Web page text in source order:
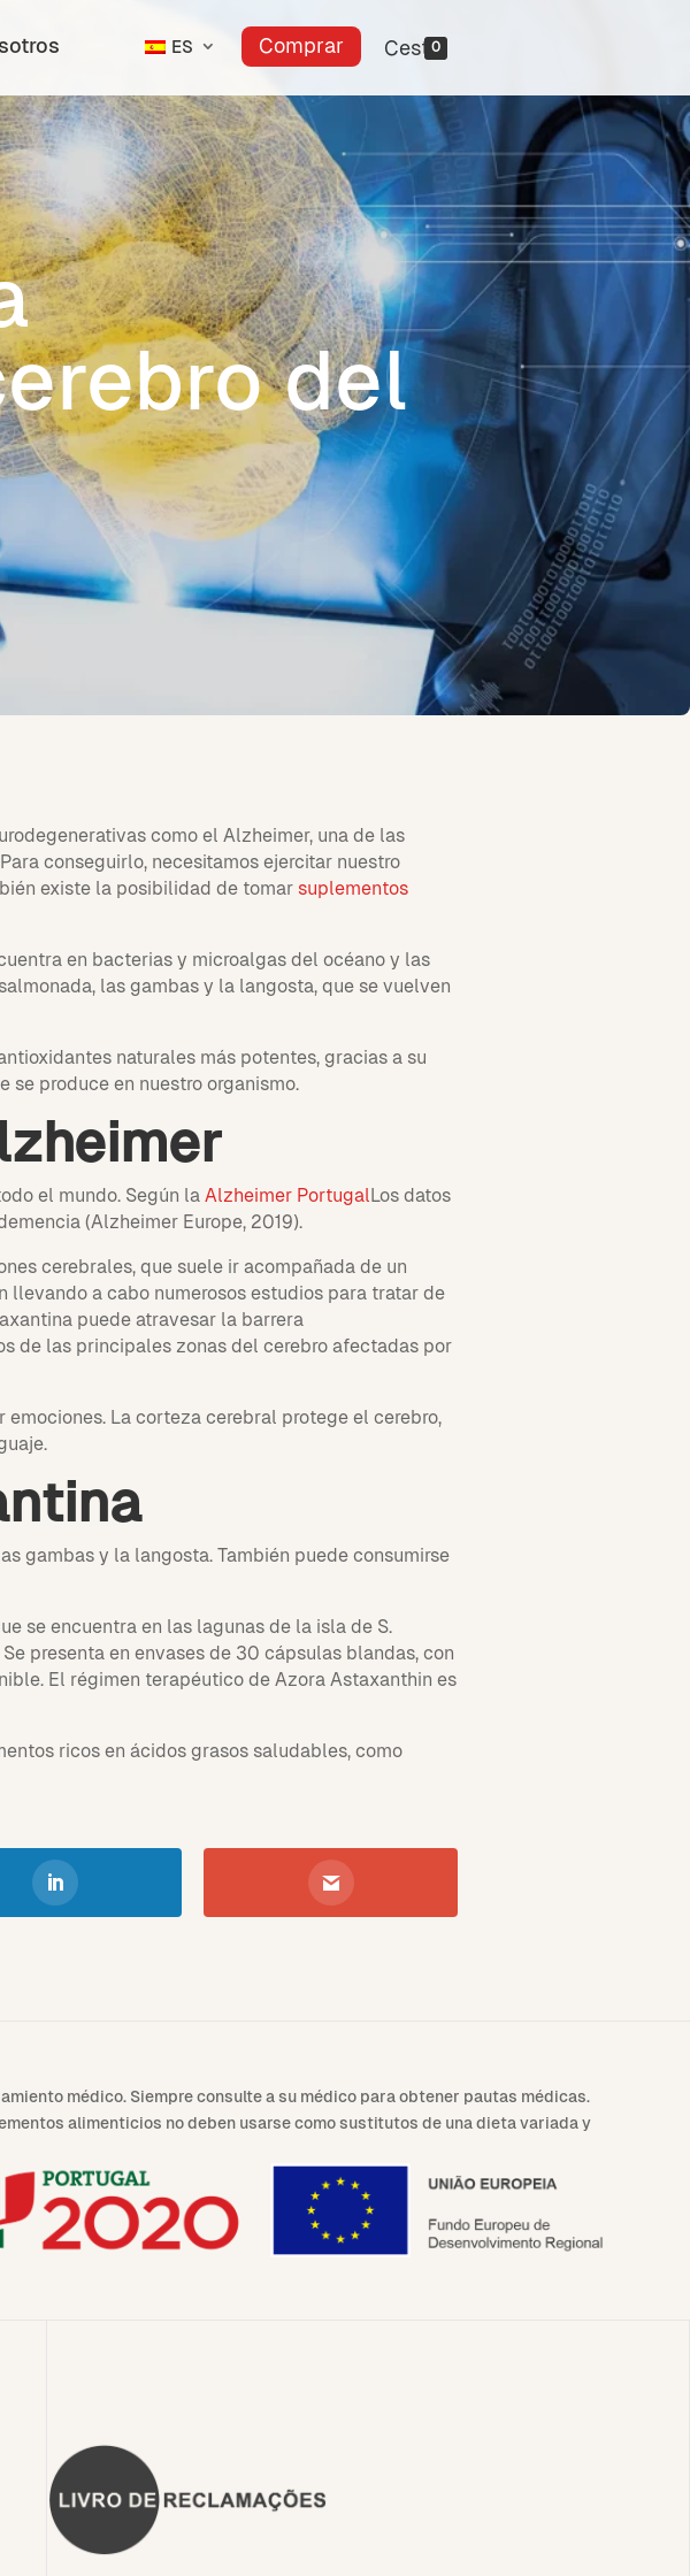
ES Comprar 0
del
como el Alzheimer, una de las
conseguirlo, necesitamos ejercitar nuestro
existe la posibilidad de tomar suplementos
en bacterias y microalgas del océano y las
las gambas y la langosta, que se vuelven
naturales más potentes, gracias a su
produce en nuestro organismo.
el mundo. Según laAlzheimer PortugalLos datos
(Alzheimer Europe, 2019).
cerebrales, que suele ir acompañada de un
a cabo numerosos estudios para tratar de
puede atravesar la barrera
de las principales zonas del cerebro afectadas por
La corteza cerebral protege el cerebro,
gambas y la langosta. También puede consumirse
se encuentra en las lagunas de la isla de S.
Se presenta en envases de 30 cápsulas blandas, con
El régimen terapéutico de Azora Astaxanthin es
ricos en ácidos grasos saludables, como
médico. Siempre consulte a su médico para obtener pautas médicas.
alimenticios no deben usarse como sustitutos de una dieta variada y